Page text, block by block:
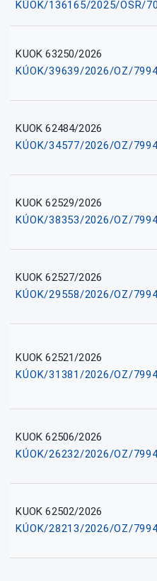
KÚOK/136165/2025/OSR/
KUOK 63250/2026
KÚOK/39639/2026/OZ/
KUOK 62484/2026
KÚOK/34577/2026/OZ/
KUOK 62529/2026
KÚOK/38353/2026/OZ/
KUOK 62527/2026
KÚOK/29558/2026/OZ/
KUOK 62521/2026
KÚOK/31381/2026/OZ/
KUOK 62506/2026
KÚOK/26232/2026/OZ/
KUOK 62502/2026
KÚOK/28213/2026/OZ/